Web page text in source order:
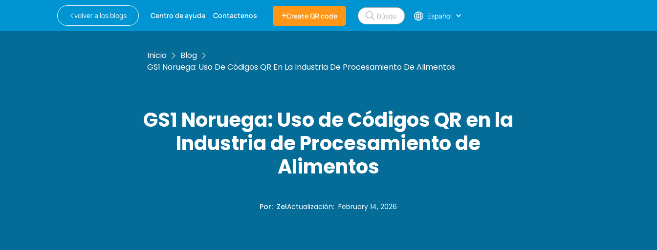
volver a los blogs Centro de ayuda Contáctenos Create QR code Español
Inicio
Blog
GS1 Noruega: Uso De Códigos QR En La Industria De Procesamiento De Alimentos
GS1 Noruega: Uso de Códigos QR en la
Industria de Procesamiento de
Alimentos
Por: ZelActualización:February 14, 2026